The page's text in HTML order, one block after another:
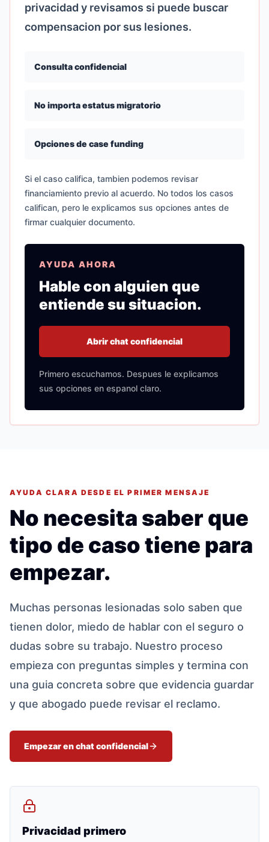
privacidad y revisamos si puede buscar
compensacion por sus lesiones.
Consulta confidencial
No importa estatus migratorio
Opciones de case funding
Si el caso califica, tambien podemos revisar
financiamiento previo al acuerdo. No todos los casos
califican, pero le explicamos sus opciones antes de
firmar cualquier documento.
AYUDA AHORA
Hable con alguien que
entiende su situacion.
Abrir chat confidencial
Primero escuchamos. Despues le explicamos
sus opciones en espanol claro.
AYUDA CLARA DESDE EL PRIMER MENSAJE
No necesita saber que
tipo de caso tiene para
empezar.
Muchas personas lesionadas solo saben que
tienen dolor, miedo de hablar con el seguro o
dudas sobre su trabajo. Nuestro proceso
empieza con preguntas simples y termina con
una guia concreta sobre que evidencia guardar
y que abogado puede revisar el reclamo.
Empezar en chat confidencial
Privacidad primero